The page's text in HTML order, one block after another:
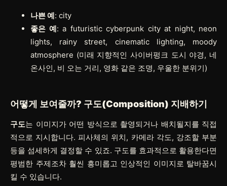
나쁜 예: city
좋은 예: a futuristic cyberpunk city at night, neon
lights, rainy street, cinematic lighting, moody
atmosphere (미래 지향적인 사이버펑크 도시 야경, 네
온사인, 비 오는 거리, 영화 같은 조명, 우울한 분위기)
어떻게 보여줄까? 구도(Composition) 지배하기
구도는 이미지가 어떤 방식으로 촬영되거나 배치될지를 직접
적으로 지시합니다. 피사체의 위치, 카메라 각도, 강조할 부분
등을 섬세하게 결정할 수 있죠. 구도를 효과적으로 활용한다면
평범한 주제조차 훨씬 흥미롭고 인상적인 이미지로 탈바꿈시
킬 수 있습니다.